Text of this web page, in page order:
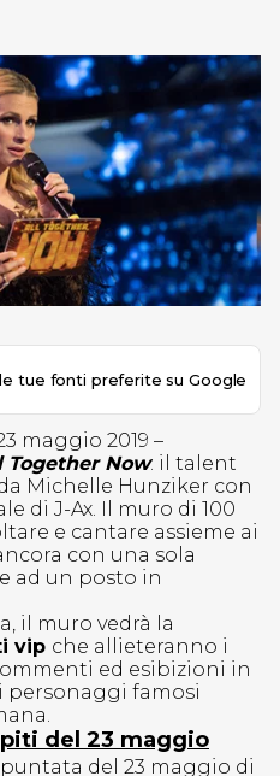
tue fonti preferite su Google
maggio 2019 –
Together Now: il talent
Michelle Hunziker con
di J-Ax. Il muro di 100
e cantare assieme ai
con una sola
ad un posto in
il muro vedrà la
vip che allieteranno i
ed esibizioni in
personaggi famosi
del 23 maggio
del 23 maggio di